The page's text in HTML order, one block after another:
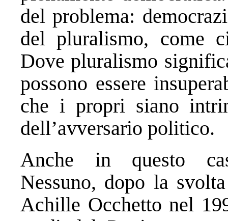
del problema:
del pluralismo, come
Dove pluralismo
possono essere
che i propri siano
dell’avversario politico.
Anche in questo
Nessuno, dopo la
Achille Occhetto nel